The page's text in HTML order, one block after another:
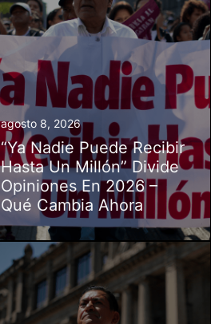
agosto 8, 2026
“Ya Nadie Puede Recibir
Hasta Un Millón” Divide
Opiniones En 2026 –
Qué Cambia Ahora